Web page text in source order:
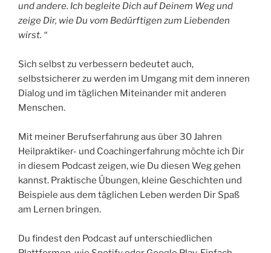
und andere. Ich begleite Dich auf Deinem Weg und
zeige Dir, wie Du vom Bedürftigen zum Liebenden
wirst. “
Sich selbst zu verbessern bedeutet auch,
selbstsicherer zu werden im Umgang mit dem inneren
Dialog und im täglichen Miteinander mit anderen
Menschen.
Mit meiner Berufserfahrung aus über 30 Jahren
Heilpraktiker- und Coachingerfahrung möchte ich Dir
in diesem Podcast zeigen, wie Du diesen Weg gehen
kannst. Praktische Übungen, kleine Geschichten und
Beispiele aus dem täglichen Leben werden Dir Spaß
am Lernen bringen.
Du findest den Podcast auf unterschiedlichen